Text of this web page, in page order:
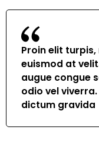
Proin elit
euismod at
augue congue
odio vel
dictum gravida